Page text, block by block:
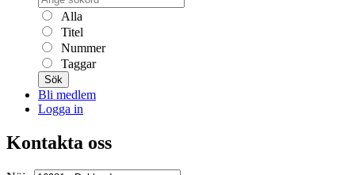
Alla
Titel
Nummer
Taggar
Sök
Bli medlem
Logga in
Kontakta oss